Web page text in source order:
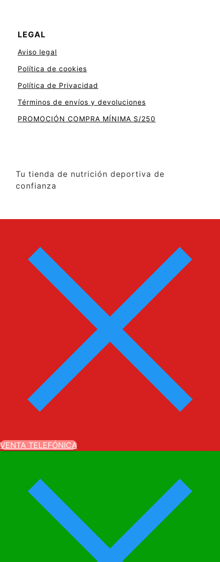
LEGAL
Aviso legal
Política de cookies
Política de Privacidad
Términos de envíos y devoluciones
PROMOCIÓN COMPRA MÍNIMA S/250
Tu tienda de nutrición deportiva de
confianza
VENTA TELEFÓNICA